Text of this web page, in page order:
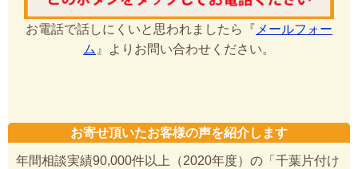
お電話で話しにくいと思われましたら『 メールフォー
ム 』よりお問い合わせください。
お寄せ頂いたお客様の声を紹介します
年間相談実績90,000件以上（2020年度）の「千葉片付け